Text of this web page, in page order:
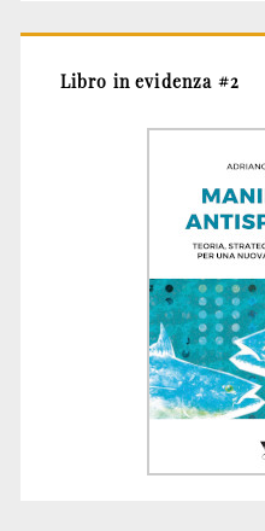
Libro in evidenza #2